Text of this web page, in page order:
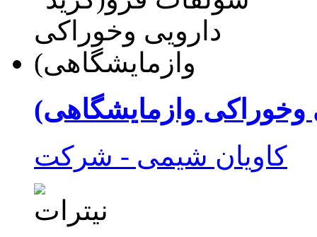
وخوراکی وازمایشگاهی)